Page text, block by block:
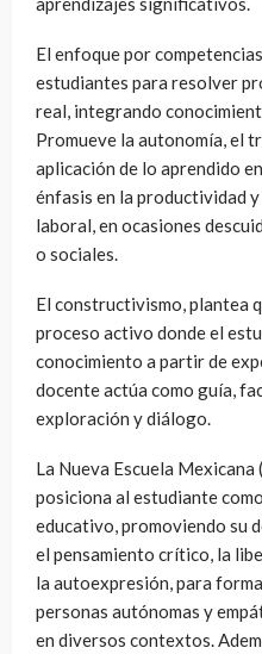
El enfoque por
estudiantes para resolver
real, integrando
Promueve la autonomía, el
aplicación de lo aprendido
énfasis en la productividad
laboral, en ocasiones
o sociales.
El constructivismo, plantea
proceso activo donde el
conocimiento a partir de
docente actúa como guía,
exploración y diálogo.
La Nueva Escuela Mexicana
posiciona al estudiante
educativo, promoviendo su
el pensamiento crítico, la
la autoexpresión, para
personas autónomas y
en diversos contextos.